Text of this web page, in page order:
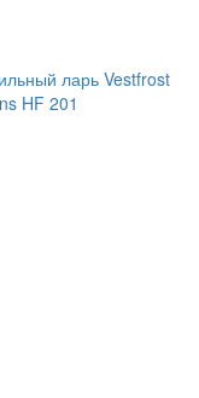
ларь Vestfrost
HF 201